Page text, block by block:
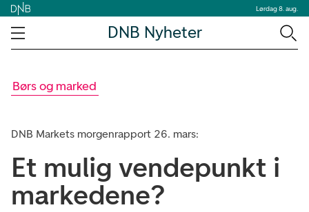
Lørdag 8. aug.
DNB Nyheter
Børs og marked
DNB Markets morgenrapport 26. mars:
Et mulig vendepunkt i
markedene?